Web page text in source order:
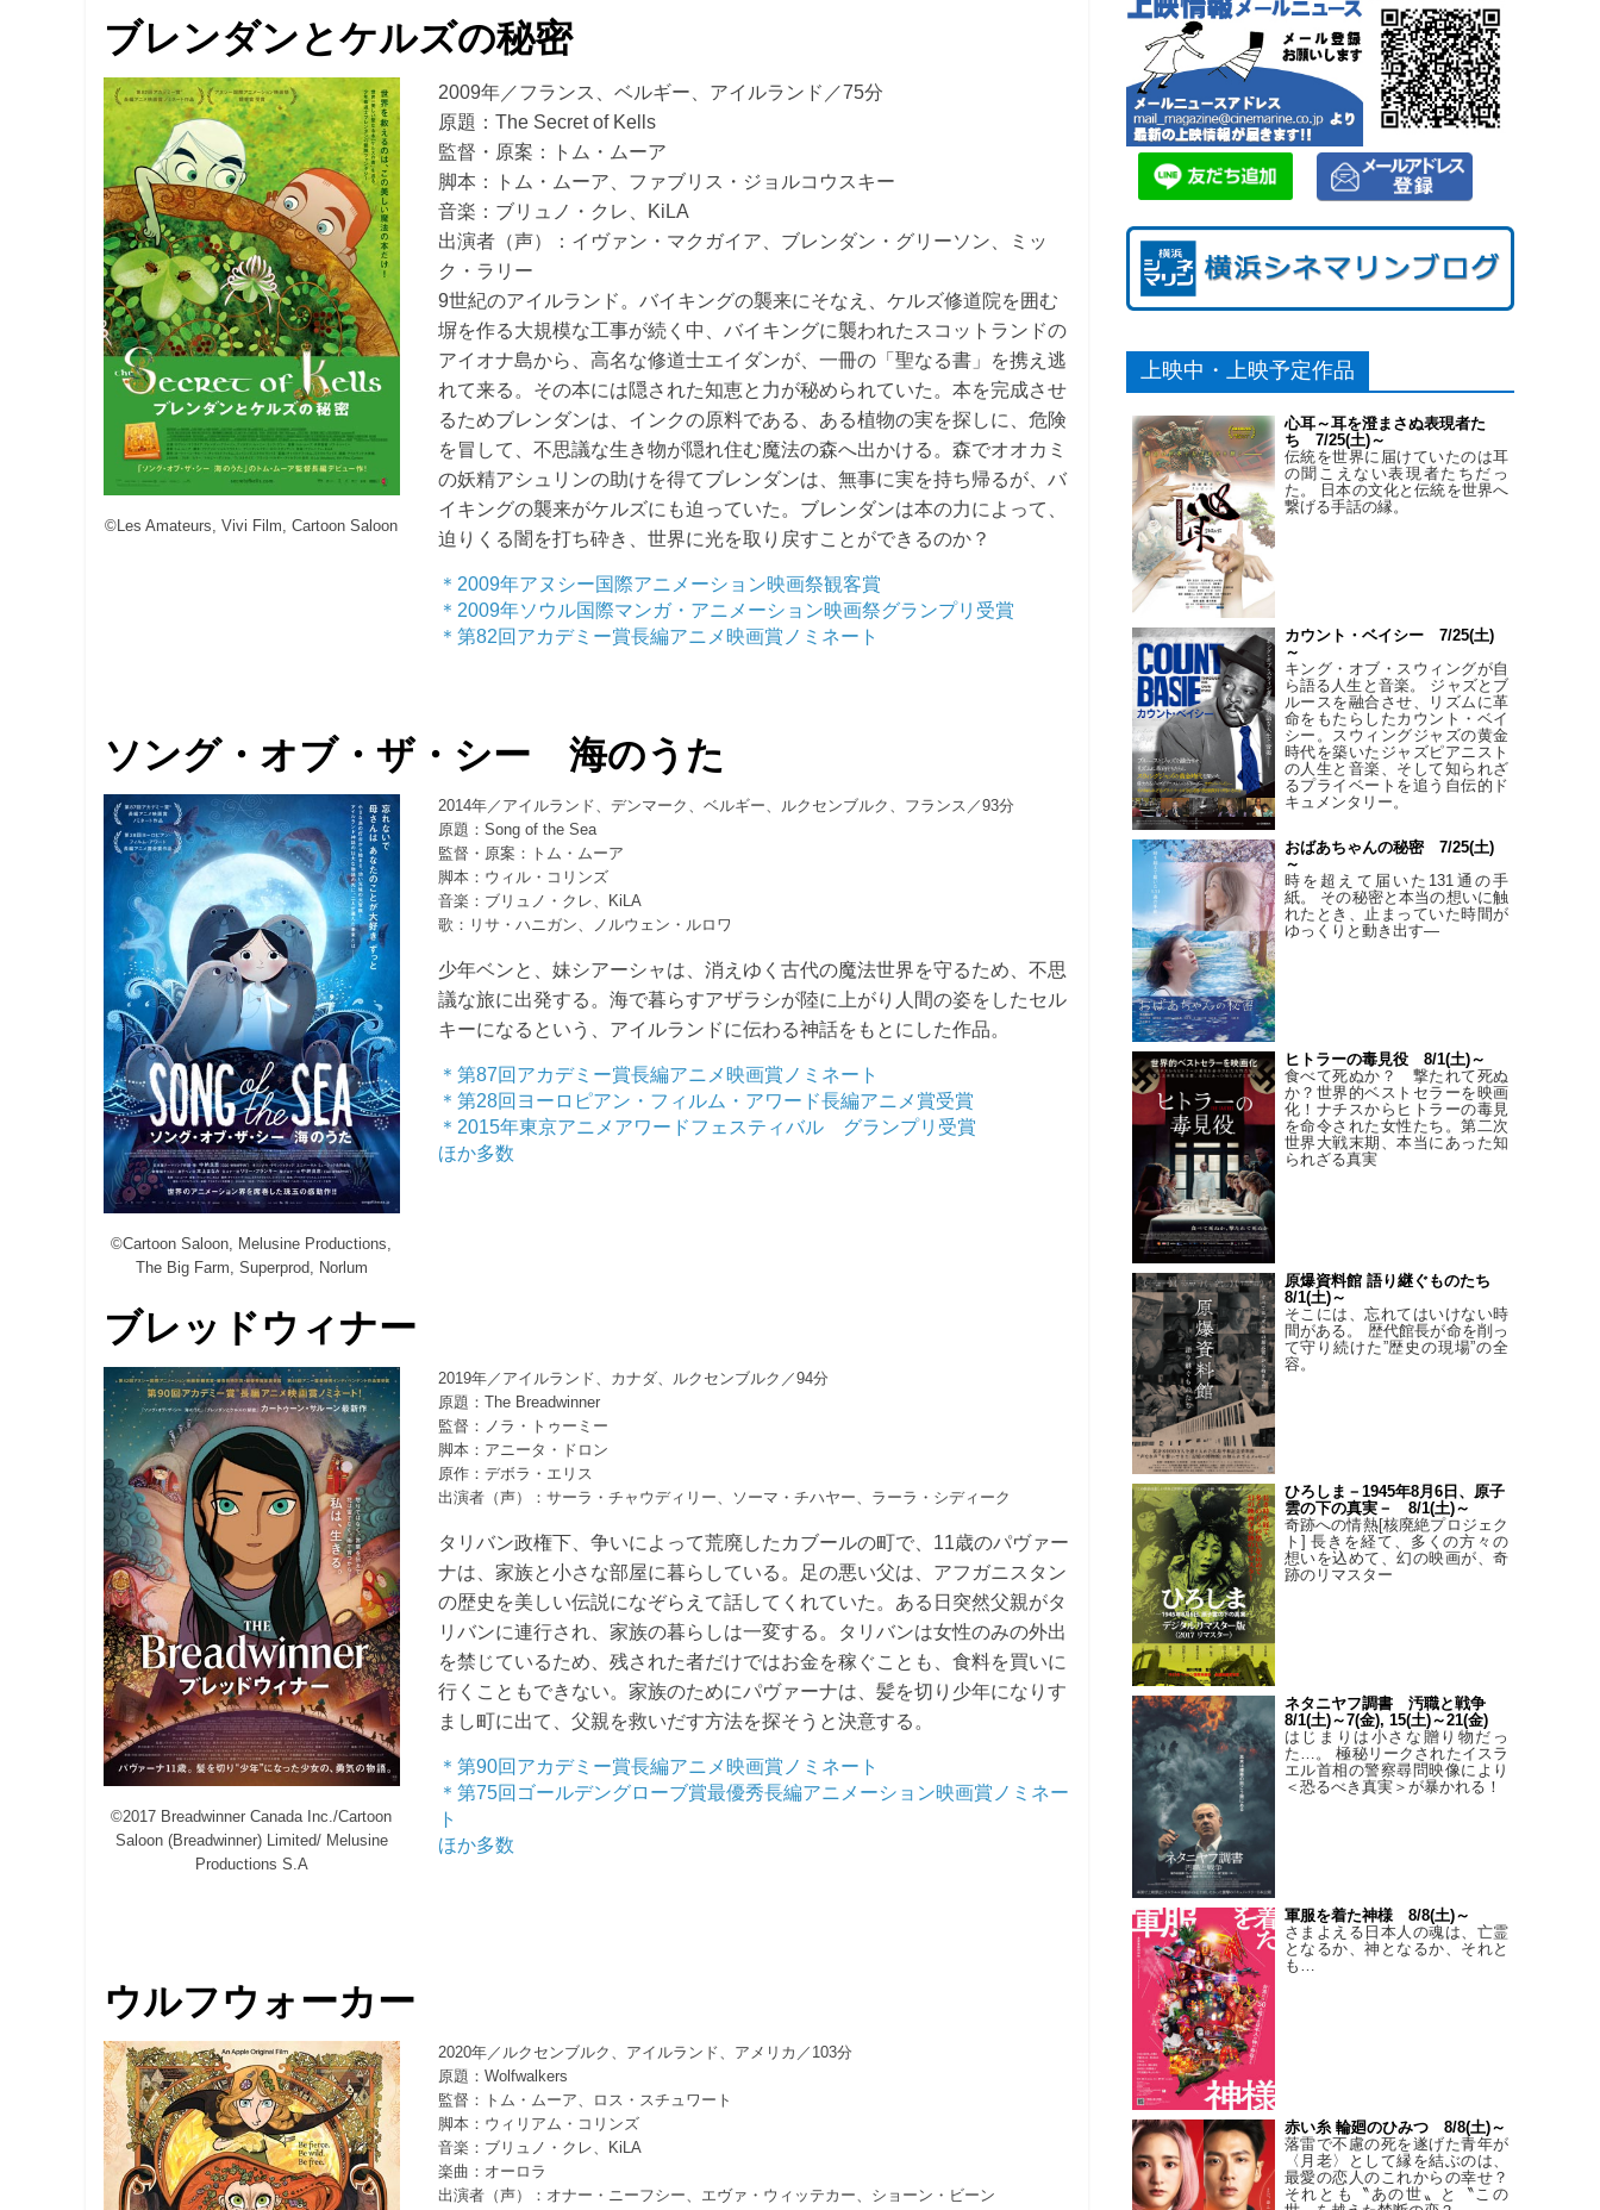
ブレンダンとケルズの秘密
©️Les Amateurs, Vivi Film, Cartoon Saloon
2009年／フランス、ベルギー、アイルランド／75分
原題：The Secret of Kells
監督・原案：トム・ムーア
脚本：トム・ムーア、ファブリス・ジョルコウスキー
音楽：ブリュノ・クレ、KiLA
出演者（声）：イヴァン・マクガイア、ブレンダン・グリーソン、ミッ
ク・ラリー
9世紀のアイルランド。バイキングの襲来にそなえ、ケルズ修道院を囲む
塀を作る大規模な工事が続く中、バイキングに襲われたスコットランドの
アイオナ島から、高名な修道士エイダンが、一冊の「聖なる書」を携え逃
れて来る。その本には隠された知恵と力が秘められていた。本を完成させ
るためブレンダンは、インクの原料である、ある植物の実を探しに、危険
を冒して、不思議な生き物が隠れ住む魔法の森へ出かける。森でオオカミ
の妖精アシュリンの助けを得てブレンダンは、無事に実を持ち帰るが、バ
イキングの襲来がケルズにも迫っていた。ブレンダンは本の力によって、
迫りくる闇を打ち砕き、世界に光を取り戻すことができるのか？
＊2009年アヌシー国際アニメーション映画祭観客賞
＊2009年ソウル国際マンガ・アニメーション映画祭グランプリ受賞
＊第82回アカデミー賞長編アニメ映画賞ノミネート
ソング・オブ・ザ・シー 海のうた
©Cartoon Saloon, Melusine Productions,
The Big Farm, Superprod, Norlum
2014年／アイルランド、デンマーク、ベルギー、ルクセンブルク、フランス／93分
原題：Song of the Sea
監督・原案：トム・ムーア
脚本：ウィル・コリンズ
音楽：ブリュノ・クレ、KiLA
歌：リサ・ハニガン、ノルウェン・ルロワ
少年ベンと、妹シアーシャは、消えゆく古代の魔法世界を守るため、不思
議な旅に出発する。海で暮らすアザラシが陸に上がり人間の姿をしたセル
キーになるという、アイルランドに伝わる神話をもとにした作品。
＊第87回アカデミー賞長編アニメ映画賞ノミネート
＊第28回ヨーロピアン・フィルム・アワード長編アニメ賞受賞
＊2015年東京アニメアワードフェスティバル グランプリ受賞
ほか多数
ブレッドウィナー
©2017 Breadwinner Canada Inc./Cartoon
Saloon (Breadwinner) Limited/ Melusine
Productions S.A
2019年／アイルランド、カナダ、ルクセンブルク／94分
原題：The Breadwinner
監督：ノラ・トゥーミー
脚本：アニータ・ドロン
原作：デボラ・エリス
出演者（声）：サーラ・チャウディリー、ソーマ・チハヤー、ラーラ・シディーク
タリバン政権下、争いによって荒廃したカブールの町で、11歳のパヴァー
ナは、家族と小さな部屋に暮らしている。足の悪い父は、アフガニスタン
の歴史を美しい伝説になぞらえて話してくれていた。ある日突然父親がタ
リバンに連行され、家族の暮らしは一変する。タリバンは女性のみの外出
を禁じているため、残された者だけではお金を稼ぐことも、食料を買いに
行くこともできない。家族のためにパヴァーナは、髪を切り少年になりす
まし町に出て、父親を救いだす方法を探そうと決意する。
＊第90回アカデミー賞長編アニメ映画賞ノミネート
＊第75回ゴールデングローブ賞最優秀長編アニメーション映画賞ノミネー
ト
ほか多数
ウルフウォーカー
2020年／ルクセンブルク、アイルランド、アメリカ／103分
原題：Wolfwalkers
監督：トム・ムーア、ロス・スチュワート
脚本：ウィリアム・コリンズ
音楽：ブリュノ・クレ、KiLA
楽曲：オーロラ
出演者（声）：オナー・ニーフシー、エヴァ・ウィッテカー、ショーン・ビーン
上映中・上映予定作品
心耳～耳を澄まさぬ表現者た
ち 7/25(土)～
伝統を世界に届けていたのは耳
の聞こえない表現者たちだっ
た。 日本の文化と伝統を世界へ
繋げる手話の縁。
カウント・ベイシー 7/25(土)
～
キング・オブ・スウィングが自
ら語る人生と音楽。 ジャズとブ
ルースを融合させ、リズムに革
命をもたらしたカウント・ベイ
シー。スウィングジャズの黄金
時代を築いたジャズピアニスト
の人生と音楽、そして知られざ
るプライベートを追う自伝的ド
キュメンタリー。
おばあちゃんの秘密 7/25(土)
～
時を超えて届いた131通の手
紙。 その秘密と本当の想いに触
れたとき、止まっていた時間が
ゆっくりと動き出す―
ヒトラーの毒見役 8/1(土)～
食べて死ぬか？ 撃たれて死ぬ
か？世界的ベストセラーを映画
化！ナチスからヒトラーの毒見
を命令された女性たち。第二次
世界大戦末期、本当にあった知
られざる真実
原爆資料館 語り継ぐものたち
8/1(土)～
そこには、忘れてはいけない時
間がある。 歴代館長が命を削っ
て守り続けた”歴史の現場”の全
容。
ひろしま－1945年8月6日、原子
雲の下の真実－ 8/1(土)～
奇跡への情熱[核廃絶プロジェク
ト] 長きを経て、多くの方々の
想いを込めて、幻の映画が、奇
跡のリマスター
ネタニヤフ調書 汚職と戦争
8/1(土)～7(金), 15(土)～21(金)
はじまりは小さな贈り物だっ
た…。 極秘リークされたイスラ
エル首相の警察尋問映像により
＜恐るべき真実＞が暴かれる！
軍服を着た神様 8/8(土)～
さまよえる日本人の魂は、亡霊
となるか、神となるか、それと
も…
赤い糸 輪廻のひみつ 8/8(土)～
落雷で不慮の死を遂げた青年が
〈月老〉として縁を結ぶのは、
最愛の恋人のこれからの幸せ？
それとも〝あの世〟と〝この